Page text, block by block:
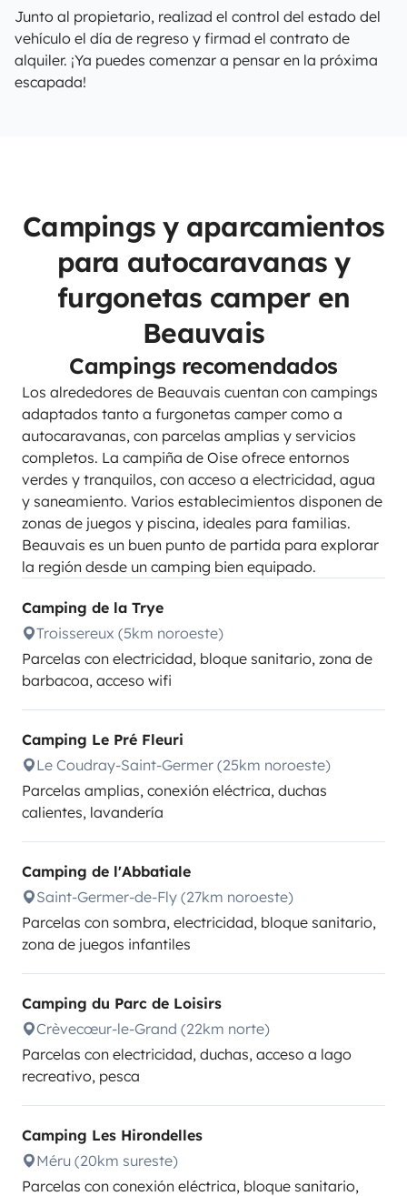
Junto al propietario, realizad el control del estado del
vehículo el día de regreso y firmad el contrato de
alquiler. ¡Ya puedes comenzar a pensar en la próxima
escapada!
Campings y aparcamientos
para autocaravanas y
furgonetas camper en
Beauvais
Campings recomendados
Los alrededores de Beauvais cuentan con campings
adaptados tanto a furgonetas camper como a
autocaravanas, con parcelas amplias y servicios
completos. La campiña de Oise ofrece entornos
verdes y tranquilos, con acceso a electricidad, agua
y saneamiento. Varios establecimientos disponen de
zonas de juegos y piscina, ideales para familias.
Beauvais es un buen punto de partida para explorar
la región desde un camping bien equipado.
Camping de la Trye
Troissereux (5km noroeste)
Parcelas con electricidad, bloque sanitario, zona de
barbacoa, acceso wifi
Camping Le Pré Fleuri
Le Coudray-Saint-Germer (25km noroeste)
Parcelas amplias, conexión eléctrica, duchas
calientes, lavandería
Camping de l'Abbatiale
Saint-Germer-de-Fly (27km noroeste)
Parcelas con sombra, electricidad, bloque sanitario,
zona de juegos infantiles
Camping du Parc de Loisirs
Crèvecœur-le-Grand (22km norte)
Parcelas con electricidad, duchas, acceso a lago
recreativo, pesca
Camping Les Hirondelles
Méru (20km sureste)
Parcelas con conexión eléctrica, bloque sanitario,